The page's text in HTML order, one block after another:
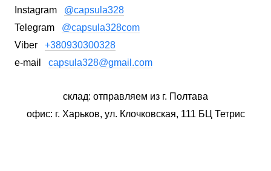
Instagram @capsula328
Telegram @capsula328com
Viber +380930300328
e-mail capsula328@gmail.com
склад: отправляем из г. Полтава
офис: г. Харьков, ул. Клочковская, 111 БЦ Тетрис